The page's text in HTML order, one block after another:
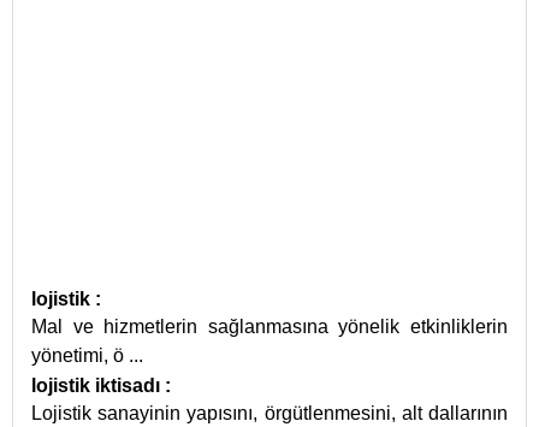
lojistik :
Mal ve hizmetlerin sağlanmasına yönelik etkinliklerin
yönetimi, ö ...
lojistik iktisadı :
Lojistik sanayinin yapısını, örgütlenmesini, alt dallarının